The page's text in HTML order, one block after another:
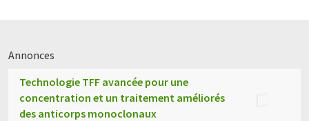
Annonces
Technologie TFF avancée pour une
concentration et un traitement améliorés
des anticorps monoclonaux